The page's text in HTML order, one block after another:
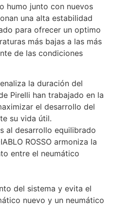
humo junto con nuevos
una alta estabilidad
para ofrecer un optimo
más bajas a las más
de las condiciones
la duración del
Pirelli han trabajado en la
el desarrollo del
su vida útil.
al desarrollo equilibrado
ROSSO armoniza la
entre el neumático
del sistema y evita el
nuevo y un neumático